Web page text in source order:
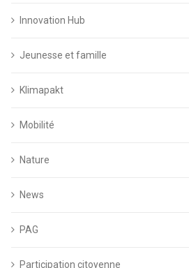
Innovation Hub
Jeunesse et famille
Klimapakt
Mobilité
Nature
News
PAG
Participation citoyenne